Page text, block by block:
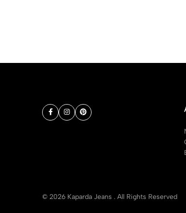
© 2026 Kaparda Jeans . All Rights Reserved